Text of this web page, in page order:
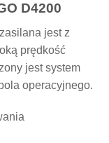
D4200
jest z
prędkość
jest system
operacyjnego.